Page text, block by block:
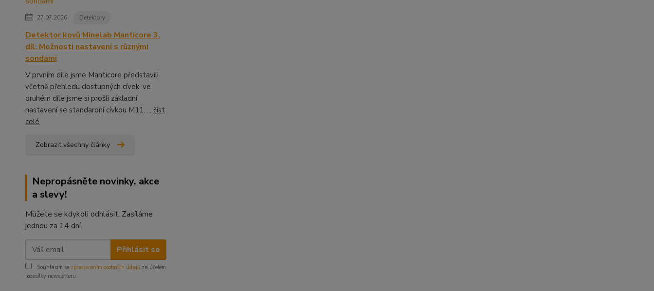
27.07.2026 Detektory
Detektor kovů Minelab Manticore 3.
díl: Možnosti nastavení s různými
sondami
V prvním díle jsme Manticore představili
včetně přehledu dostupných cívek, ve
druhém díle jsme si prošli základní
nastavení se standardní cívkou M11. ... číst
celé
Zobrazit všechny články
Nepropásněte novinky, akce
a slevy!
Můžete se kdykoli odhlásit. Zasíláme
jednou za 14 dní.
Přihlásit se
Souhlasím se zpracováním osobních údajů za účelem
rozesílky newsletteru.